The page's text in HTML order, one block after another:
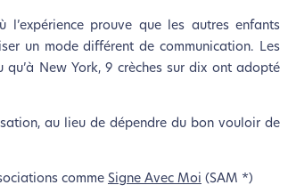
prouve que les autres enfants
un mode différent de communication. Les
New York, 9 crèches sur dix ont adopté
au lieu de dépendre du bon vouloir de
comme Signe Avec Moi (SAM *)